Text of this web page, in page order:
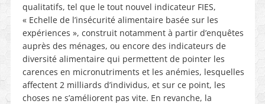
qualitatifs, tel que le tout nouvel indicateur FIES,
« Echelle de l’insécurité alimentaire basée sur les
expériences », construit notamment à partir d’enquêtes
auprès des ménages, ou encore des indicateurs de
diversité alimentaire qui permettent de pointer les
carences en micronutriments et les anémies, lesquelles
affectent 2 milliards d’individus, et sur ce point, les
choses ne s’améliorent pas vite. En revanche, la